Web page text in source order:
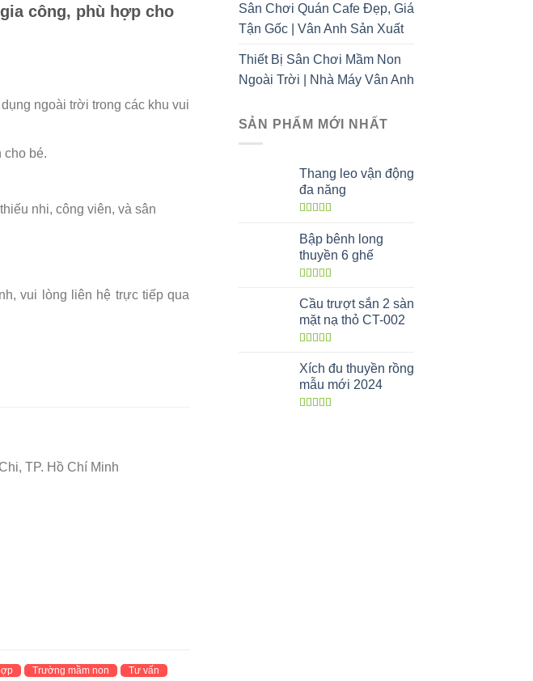
công, phù hợp cho
ngoài trời trong các khu vui
cho bé.
nhi, công viên, và sân
vui lòng liên hệ trực tiếp qua
TP. Hồ Chí Minh
Trường mầm non Tư vấn
Sân Chơi Quán Cafe Đẹp, Giá
Tận Gốc | Vân Anh Sản Xuất
Thiết Bị Sân Chơi Mầm Non
Ngoài Trời | Nhà Máy Vân Anh
SẢN PHẨM MỚI NHẤT
Thang leo vận động
đa năng
hạng 5.005
sao
Bập bênh long
thuyền 6 ghế
hạng 5.005
sao
Cầu trượt sắn 2 sàn
mặt nạ thỏ CT-002
hạng5.00 5
sao
Xích đu thuyền rồng
mẫu mới 2024